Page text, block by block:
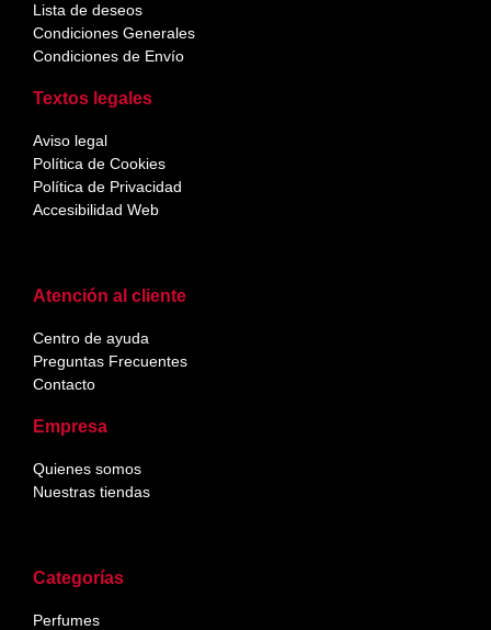
Categorías
Perfumes
Atención al cliente
Centro de ayuda
Preguntas Frecuentes
Contacto
Empresa
Quienes somos
Nuestras tiendas
Lista de deseos
Condiciones Generales
Condiciones de Envío
Textos legales
Aviso legal
Política de Cookies
Política de Privacidad
Accesibilidad Web